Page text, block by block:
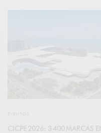
EVENTOS
CICPE 2026: 3 400 MARCAS EN